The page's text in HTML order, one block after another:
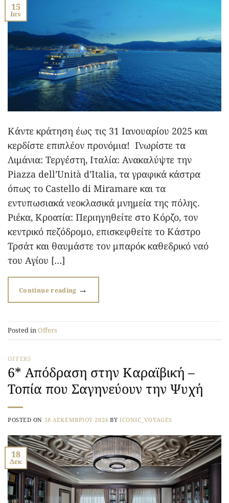
15
Ιαν
Κάντε κράτηση έως τις 31 Ιανουαρίου 2025 και
κερδίστε επιπλέον προνόμια! Γνωρίστε τα
Λιμάνια: Τεργέστη, Ιταλία: Ανακαλύψτε την
Piazza dell’Unità d’Italia, τα γραφικά κάστρα
όπως το Castello di Miramare και τα
εντυπωσιακά νεοκλασικά μνημεία της πόλης.
Ριέκα, Κροατία: Περιηγηθείτε στο Κόρζο, τον
κεντρικό πεζόδρομο, επισκεφθείτε το Κάστρο
Τρσάτ και θαυμάστε τον μπαρόκ καθεδρικό ναό
του Αγίου […]
Continue reading →
Posted inOffers
OFFERS
6* Απόδραση στην Καραϊβική –
Τοπία που Σαγηνεύουν την Ψυχή
POSTED ON 18 ΔΕΚΕΜΒΡΊΟΥ 2024 BY ICONIC_VOYAGES
18
Δεκ